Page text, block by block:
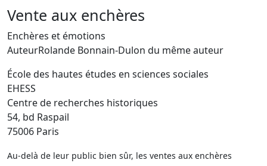
Vente aux enchères
Enchères et émotions
AuteurRolande Bonnain-Dulon du même auteur
École des hautes études en sciences sociales
EHESS
Centre de recherches historiques
54, bd Raspail
75006 Paris
Au-delà de leur public bien sûr, les ventes aux enchères